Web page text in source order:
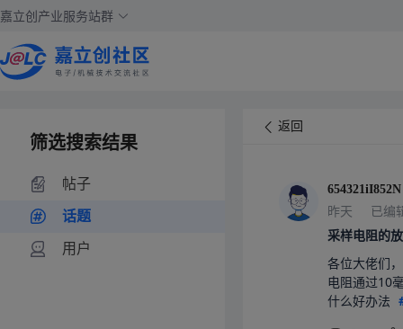
嘉立创产业服务站群
筛选搜索结果
帖子
话题
用户
返回
654321iI852N
昨天
已编
采样电阻的
各位大佬们
电阻通过10
什么好办法